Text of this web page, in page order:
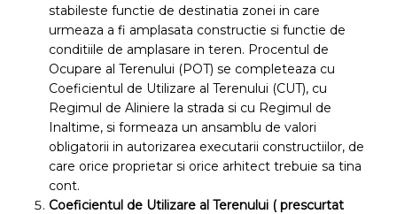
stabileste functie de destinatia zonei in care
urmeaza a fi amplasata constructie si functie de
conditiile de amplasare in teren. Procentul de
Ocupare al Terenului (POT) se completeaza cu
Coeficientul de Utilizare al Terenului (CUT), cu
Regimul de Aliniere la strada si cu Regimul de
Inaltime, si formeaza un ansamblu de valori
obligatorii in autorizarea executarii constructiilor, de
care orice proprietar si orice arhitect trebuie sa tina
cont.
Coeficientul de Utilizare al Terenului ( prescurtat